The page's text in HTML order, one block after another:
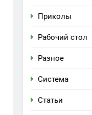
Приколы
Рабочий стол
Разное
Система
Статьи